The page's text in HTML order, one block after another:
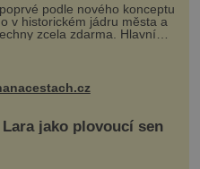
podle nového konceptu
v historickém jádru města a
zcela zdarma. Hlavní
se odehraje na Karlově a
těšit na víno, burčák, pes...
Lara jako plovoucí sen